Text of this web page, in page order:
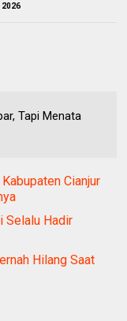
2026
Tapi Menata
Cianjur
Selalu Hadir
Hilang Saat